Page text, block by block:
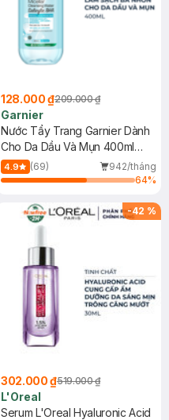
128.000 ₫209.000 ₫
Garnier
Nước Tẩy Trang Garnier Dành
Cho Da Dầu Và Mụn 400ml
(Mới)
4.9 (69)
942/tháng
64%
-42 %
302.000 ₫519.000 ₫
L'Oreal
Serum L'Oreal Hyaluronic Acid